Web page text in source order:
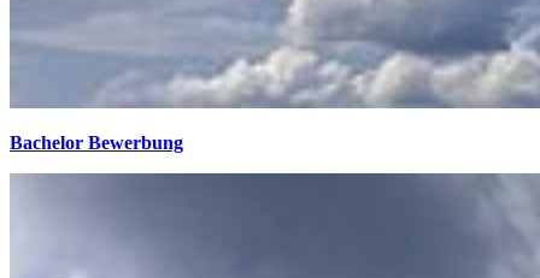
Bachelor Bewerbung